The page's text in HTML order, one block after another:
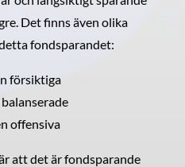
Det finns även olika
fondsparandet:
försiktiga
offensiva
att det är fondsparande